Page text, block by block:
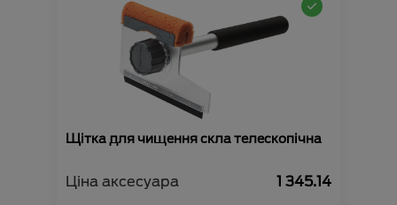
Щітка для чищення скла телескопічна
Ціна аксесуара 1 345.14